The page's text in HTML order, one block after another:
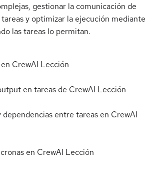
gestionar la comunicación de
y optimizar la ejecución mediante
las tareas lo permitan.
CrewAI Lección
en tareas de CrewAI Lección
entre tareas en CrewAI
en CrewAI Lección